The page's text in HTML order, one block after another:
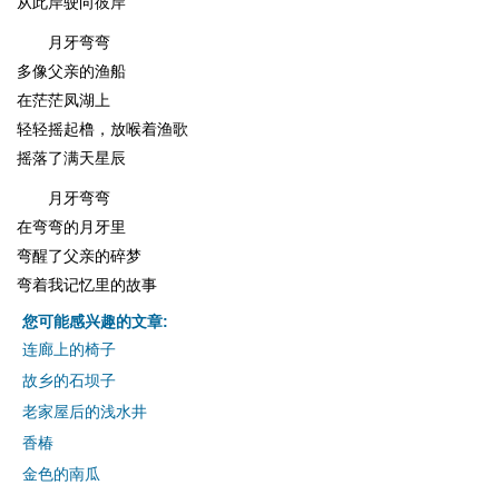
月牙弯弯
多像父亲的渔船
在茫茫凤湖上
轻轻摇起橹，放喉着渔歌
摇落了满天星辰
月牙弯弯
在弯弯的月牙里
弯醒了父亲的碎梦
弯着我记忆里的故事
您可能感兴趣的文章:
连廊上的椅子
故乡的石坝子
老家屋后的浅水井
香椿
金色的南瓜